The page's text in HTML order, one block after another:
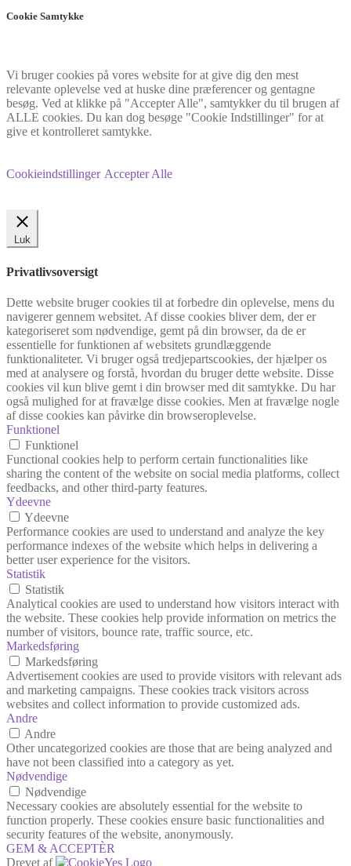
Cookie Samtykke
Vi bruger cookies på vores website for at give dig den mest
relevante oplevelse ved at huske dine præferencer og gentagne
besøg. Ved at klikke på "Accepter Alle", samtykker du til brugen af
ALLE cookies. Du kan dog besøge "Cookie Indstillinger" for at
give et kontrolleret samtykke.
Cookieindstillinger Accepter Alle
Luk
Privatlivsoversigt
Dette website bruger cookies til at forbedre din oplevelse, mens du
navigerer gennem websitet. Af disse cookies bliver dem, der er
kategoriseret som nødvendige, gemt på din browser, da de er
essentielle for funktionen af websitets grundlæggende
funktionaliteter. Vi bruger også tredjepartscookies, der hjælper os
med at analysere og forstå, hvordan du bruger dette website. Disse
cookies vil kun blive gemt i din browser med dit samtykke. Du har
også mulighed for at fravælge disse cookies. Men at fravælge nogle
af disse cookies kan påvirke din browseroplevelse.
Funktionel
Funktionel
Functional cookies help to perform certain functionalities like
sharing the content of the website on social media platforms, collect
feedbacks, and other third-party features.
Ydeevne
Ydeevne
Performance cookies are used to understand and analyze the key
performance indexes of the website which helps in delivering a
better user experience for the visitors.
Statistik
Statistik
Analytical cookies are used to understand how visitors interact with
the website. These cookies help provide information on metrics the
number of visitors, bounce rate, traffic source, etc.
Markedsføring
Markedsføring
Advertisement cookies are used to provide visitors with relevant ads
and marketing campaigns. These cookies track visitors across
websites and collect information to provide customized ads.
Andre
Andre
Other uncategorized cookies are those that are being analyzed and
have not been classified into a category as yet.
Nødvendige
Nødvendige
Necessary cookies are absolutely essential for the website to
function properly. These cookies ensure basic functionalities and
security features of the website, anonymously.
GEM & ACCEPTÈR
Drevet af